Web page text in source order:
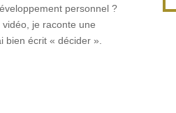
personnel ?
je raconte une
bien écrit « décider ».